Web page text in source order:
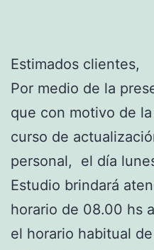
Estimados clientes,
Por medio de la
que con motivo de
curso de
personal, el día
Estudio brindará
horario de 08.00 hs
el horario habitual